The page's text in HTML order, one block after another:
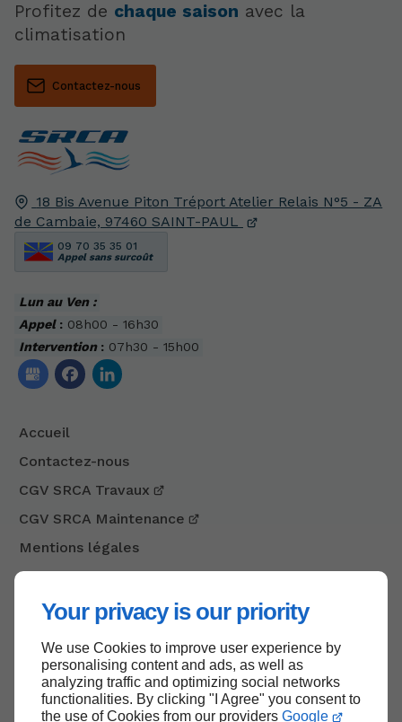
Your privacy is our priority
We use Cookies to improve user experience by
personalising content and ads, as well as
analyzing traffic and optimizing social networks
functionalities. By clicking "I Agree" you consent to
the use of Cookies from our providers Google
18 Bis Avenue Piton Tréport Atelier Relais N°5 - ZA
de Cambaie, 97460 SAINT-PAUL
09 70 35 35 01
Appel sans surcoût
Lun au Ven :
Appel:08h00 - 16h30
Intervention:07h30 - 15h00
Accueil
Contactez-nous
CGV SRCA Travaux
CGV SRCA Maintenance
Mentions légales
Plan du site
Profitez de chaque saison avec la
climatisation
Contactez-nous
Haut de page